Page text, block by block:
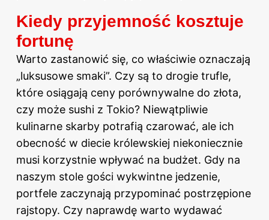
Kiedy przyjemność kosztuje
fortunę
Warto zastanowić się, co właściwie oznaczają
„luksusowe smaki”. Czy są to drogie trufle,
które osiągają ceny porównywalne do złota,
czy może sushi z Tokio? Niewątpliwie
kulinarne skarby potrafią czarować, ale ich
obecność w diecie królewskiej niekoniecznie
musi korzystnie wpływać na budżet. Gdy na
naszym stole gości wykwintne jedzenie,
portfele zaczynają przypominać postrzępione
rajstopy. Czy naprawdę warto wydawać